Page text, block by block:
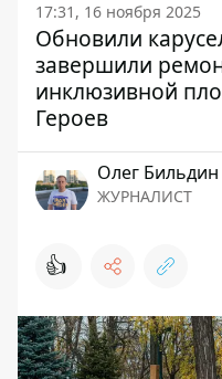
17:31, 16 ноября 2025
Обновили
завершили
инклюзивной
Героев
Олег Бильдин
ЖУРНАЛИСТ
👍